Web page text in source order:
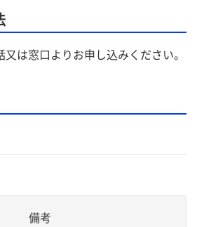
は窓口よりお申し込みください。
備考